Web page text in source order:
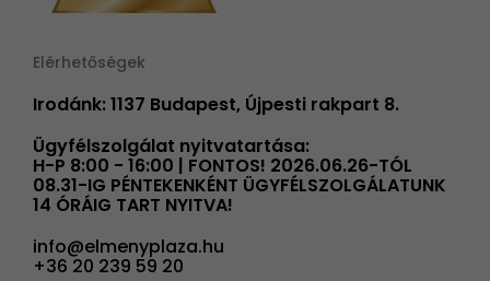
Elérhetőségek
Irodánk: 1137 Budapest, Újpesti rakpart 8.
Ügyfélszolgálat nyitvatartása:
H-P 8:00 - 16:00 | FONTOS! 2026.06.26-TÓL
08.31-IG PÉNTEKENKÉNT ÜGYFÉLSZOLGÁLATUNK
14 ÓRÁIG TART NYITVA!
info@elmenyplaza.hu
+36 20 239 59 20